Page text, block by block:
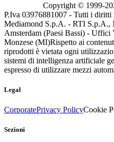
Copyright © 1999-
P.Iva 03976881007 - Tutti i diritti
Mediamond S.p.A. - RTI S.p.A.,
Amsterdam (Paesi Bassi) -
Monzese (MI)Rispetto ai
riprodotti è vietata ogni
sistemi di intelligenza artificiale
espresso di utilizzare mezzi
Legal
CorporatePrivacy PolicyCookie
Sezioni